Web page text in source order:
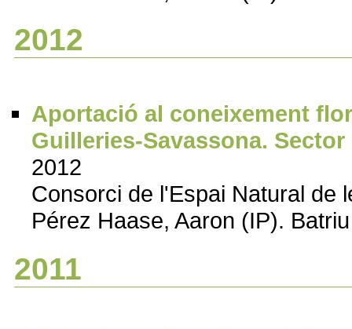
2012
Aportació al coneixement
Guilleries-Savassona.
2012
Consorci de l'Espai Natural de
Pérez Haase, Aaron (IP).
2011